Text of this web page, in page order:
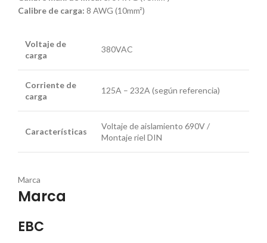
Calibre de carga: 8 AWG (10mm²)
Voltaje de
carga
380VAC
Corriente de
carga
125A – 232A (según referencia)
Características
Voltaje de aislamiento 690V /
Montaje riel DIN
Marca
Marca
EBC